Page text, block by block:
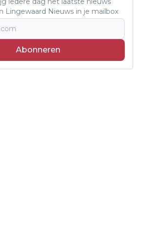
Lingewaard Nieuws in je mailbox
Abonneren